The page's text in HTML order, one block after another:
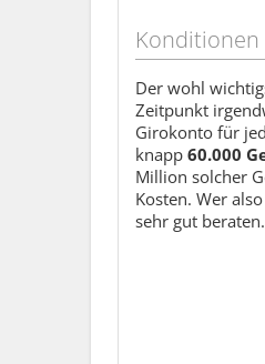
Der wohl
Zeitpunkt
Girokonto für
knapp 60.000
Million solcher
Kosten. Wer
sehr gut beraten.